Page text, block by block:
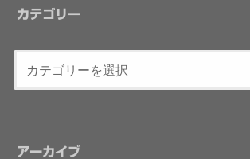
カテゴリー
アーカイブ